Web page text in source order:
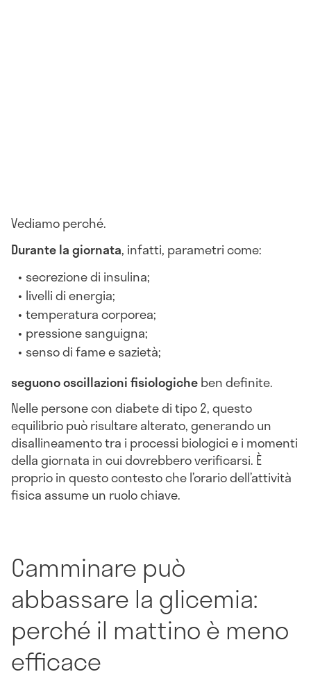
Vediamo perché.
Durante la giornata, infatti, parametri come:
secrezione di insulina;
livelli di energia;
temperatura corporea;
pressione sanguigna;
senso di fame e sazietà;
seguono oscillazioni fisiologicheben definite.
Nelle persone con diabete di tipo 2, questo
equilibrio può risultare alterato, generando un
disallineamento tra i processi biologici e i momenti
della giornata in cui dovrebbero verificarsi. È
proprio in questo contesto che l’orario dell’attività
fisica assume un ruolo chiave.
Camminare può
abbassare la glicemia:
perché il mattino è meno
efficace